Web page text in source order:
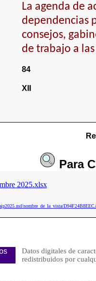
La agenda de
dependencias
consejos,
de trabajo a
84
XII
Para
2025.xlsx
nombre_de_la_vista/
Datos digitales de
redistribuidos por